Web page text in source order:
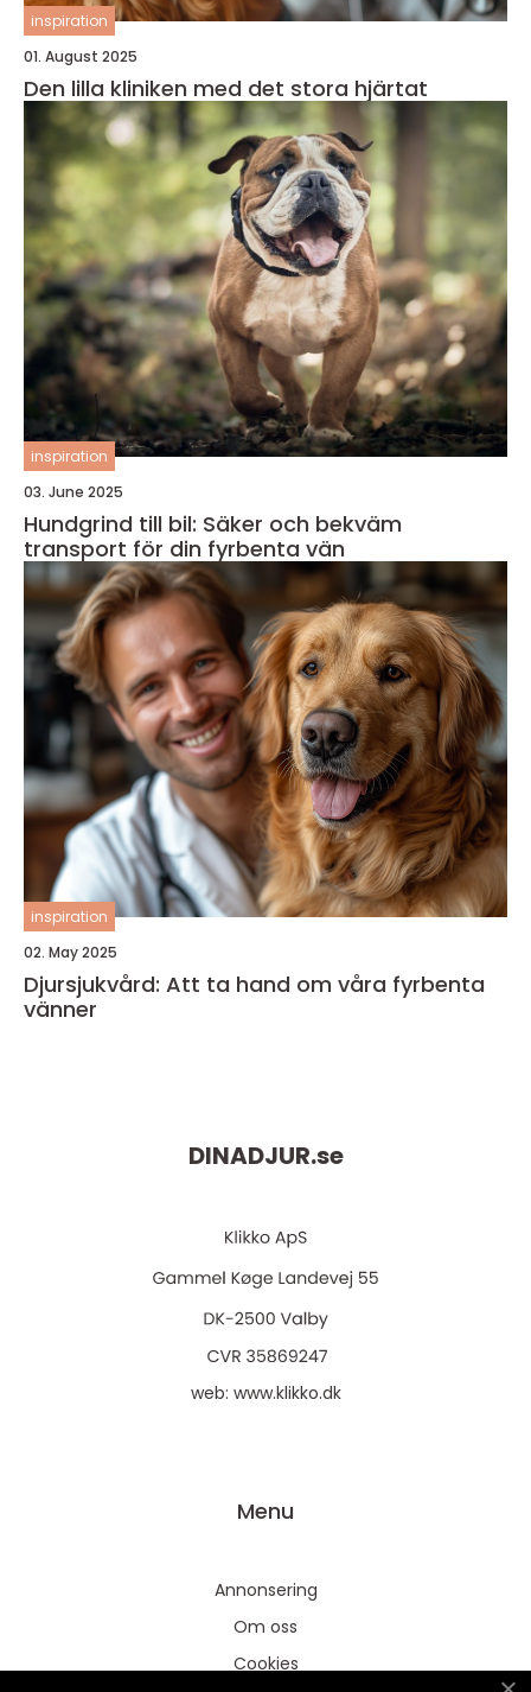
inspiration
01. August 2025
Den lilla kliniken med det stora hjärtat
inspiration
03. June 2025
Hundgrind till bil: Säker och bekväm
transport för din fyrbenta vän
inspiration
02. May 2025
Djursjukvård: Att ta hand om våra fyrbenta
vänner
DINADJUR.se
web: www.klikko.dk
Menu
Annonsering
Om oss
Cookies